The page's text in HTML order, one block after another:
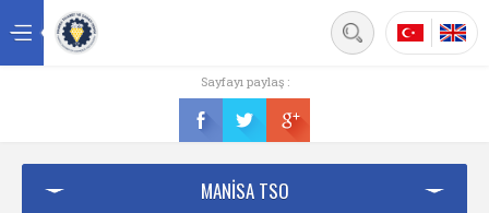
Üyelik
Sayfayı paylaş :
MANİSA TSO